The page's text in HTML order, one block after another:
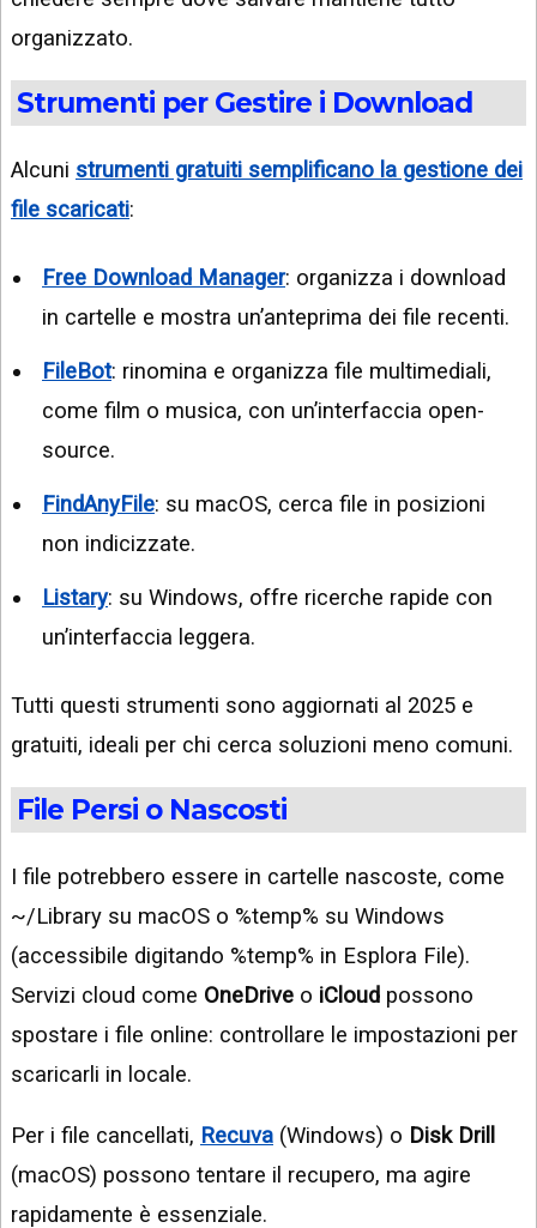
organizzato.
Strumenti per Gestire i Download
Alcuni strumenti gratuiti semplificano la gestione dei
file scaricati:
Free Download Manager: organizza i download
in cartelle e mostra un’anteprima dei file recenti.
FileBot: rinomina e organizza file multimediali,
come film o musica, con un’interfaccia open-
source.
FindAnyFile: su macOS, cerca file in posizioni
non indicizzate.
Listary: su Windows, offre ricerche rapide con
un’interfaccia leggera.
Tutti questi strumenti sono aggiornati al 2025 e
gratuiti, ideali per chi cerca soluzioni meno comuni.
File Persi o Nascosti
I file potrebbero essere in cartelle nascoste, come
~/Library su macOS o %temp% su Windows
(accessibile digitando %temp% in Esplora File).
Servizi cloud come OneDrive o iCloud possono
spostare i file online: controllare le impostazioni per
scaricarli in locale.
Per i file cancellati, Recuva (Windows) o Disk Drill
(macOS) possono tentare il recupero, ma agire
rapidamente è essenziale.